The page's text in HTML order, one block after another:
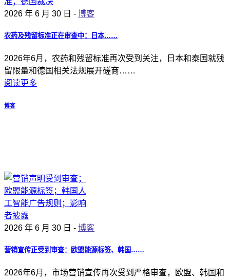
2026 年 6 月 30 日 - 博客
农药及残留标准正在审查中：日本……
2026年6月，农药和残留标准再次受到关注，日本和泰国就残
留限量和德国相关法规展开磋商……
阅读更多
博客
2026 年 6 月 30 日 - 博客
营销宣传正受到审查：欧盟能源标签、韩国……
2026年6月，市场营销宣传再次受到严格审查，欧盟、韩国和